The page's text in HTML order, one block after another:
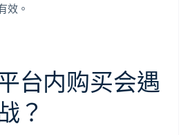
效。
台内购买会遇
？